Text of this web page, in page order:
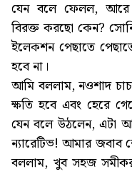
যেন বলে ফেলল, আরে
বিরক্ত করছো কেন?
ইলেকশন পেছাতে
হবে না।
আমি বললাম, নওশাদ
ক্ষতি হবে এবং হেরে
যেন বলে উঠলেন, এটা
ন্যারেটিভ! আমার
বললাম, খুব সহজ